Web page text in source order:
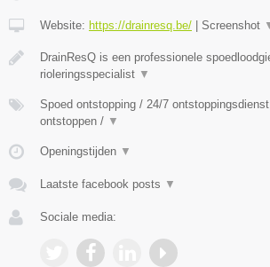
Website: https://drainresq.be/ | Screenshot
DrainResQ is een professionele
rioleringsspecialist ▼
Spoed ontstopping / 24/7
ontstoppen / ▼
Openingstijden ▼
Laatste facebook posts ▼
Sociale media: